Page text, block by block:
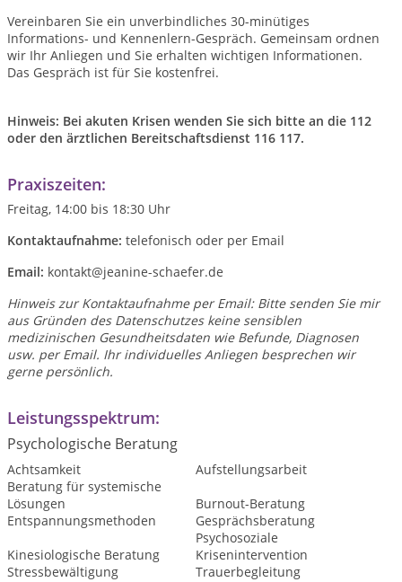
Vereinbaren Sie ein unverbindliches 30-minütiges
Informations- und Kennenlern-Gespräch. Gemeinsam ordnen
wir Ihr Anliegen und Sie erhalten wichtigen Informationen.
Das Gespräch ist für Sie kostenfrei.
Hinweis: Bei akuten Krisen wenden Sie sich bitte an die 112
oder den ärztlichen Bereitschaftsdienst 116 117.
Praxiszeiten:
Freitag, 14:00 bis 18:30 Uhr
Kontaktaufnahme: telefonisch oder per Email
Email: kontakt@jeanine-schaefer.de
Hinweis zur Kontaktaufnahme per Email: Bitte senden Sie mir
aus Gründen des Datenschutzes keine sensiblen
medizinischen Gesundheitsdaten wie Befunde, Diagnosen
usw. per Email. Ihr individuelles Anliegen besprechen wir
gerne persönlich.
Leistungsspektrum:
Psychologische Beratung
Achtsamkeit
Aufstellungsarbeit
Beratung für systemische
Lösungen
Burnout-Beratung
Entspannungsmethoden
Gesprächsberatung
Kinesiologische Beratung
Psychosoziale
Krisenintervention
Stressbewältigung
Trauerbegleitung